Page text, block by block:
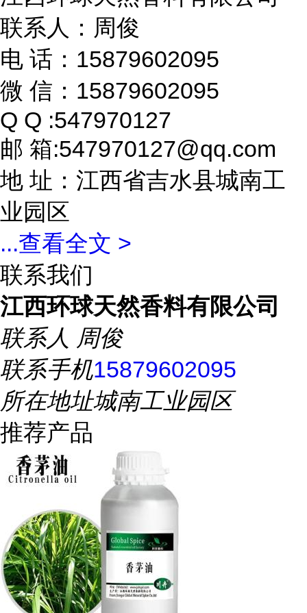
联系人：周俊
电 话：15879602095
微 信：15879602095
Q Q :547970127
邮 箱:547970127@qq.com
地 址：江西省吉水县城南工
业园区
...查看全文 >
联系我们
江西环球天然香料有限公司
联系人 周俊
联系手机15879602095
所在地址城南工业园区
推荐产品